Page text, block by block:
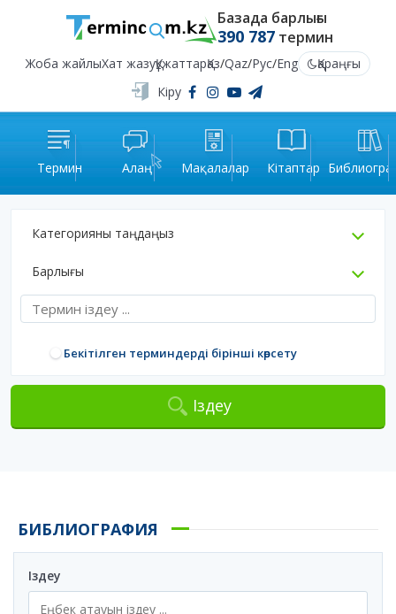
Базада барлығы
390 787термин
Жоба жайлыХат жазуҚұжаттарҚаз/Qaz/Рус/Eng
Қараңғы
Кіру
Термин Алаң Мақалалар Кітаптар
Категорияны таңдаңыз
Барлығы
Бекітілген терминдерді бірінші көрсету
Іздеу
БИБЛИОГРАФИЯ
Іздеу